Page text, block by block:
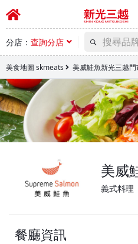
分店： 查詢分店
美食地圖 skmeats 美威鮭魚新光三越
美威
義式料理
餐廳資訊